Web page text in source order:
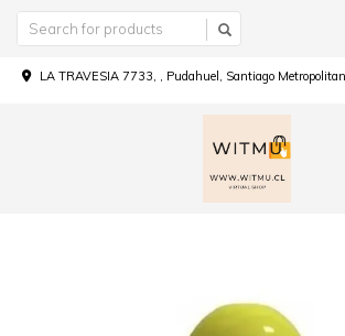
LA TRAVESIA 7733, , Pudahuel, Santiago